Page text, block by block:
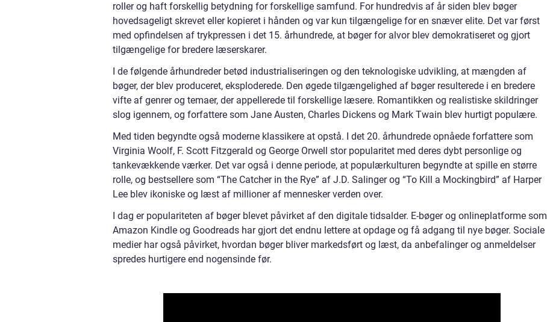
roller og haft forskellig betydning for forskellige samfund. For hundredvis af år siden blev bøger
hovedsageligt skrevet eller kopieret i hånden og var kun tilgængelige for en snæver elite. Det var først
med opfindelsen af trykpressen i det 15. århundrede, at bøger for alvor blev demokratiseret og gjort
tilgængelige for bredere læserskarer.
I de følgende århundreder betød industrialiseringen og den teknologiske udvikling, at mængden af
bøger, der blev produceret, eksploderede. Den øgede tilgængelighed af bøger resulterede i en bredere
vifte af genrer og temaer, der appellerede til forskellige læsere. Romantikken og realistiske skildringer
slog igennem, og forfattere som Jane Austen, Charles Dickens og Mark Twain blev hurtigt populære.
Med tiden begyndte også moderne klassikere at opstå. I det 20. århundrede opnåede forfattere som
Virginia Woolf, F. Scott Fitzgerald og George Orwell stor popularitet med deres dybt personlige og
tankevækkende værker. Det var også i denne periode, at populærkulturen begyndte at spille en større
rolle, og bestsellere som “The Catcher in the Rye” af J.D. Salinger og “To Kill a Mockingbird” af Harper
Lee blev ikoniske og læst af millioner af mennesker verden over.
I dag er populariteten af bøger blevet påvirket af den digitale tidsalder. E-bøger og onlineplatforme som
Amazon Kindle og Goodreads har gjort det endnu lettere at opdage og få adgang til nye bøger. Sociale
medier har også påvirket, hvordan bøger bliver markedsført og læst, da anbefalinger og anmeldelser
spredes hurtigere end nogensinde før.